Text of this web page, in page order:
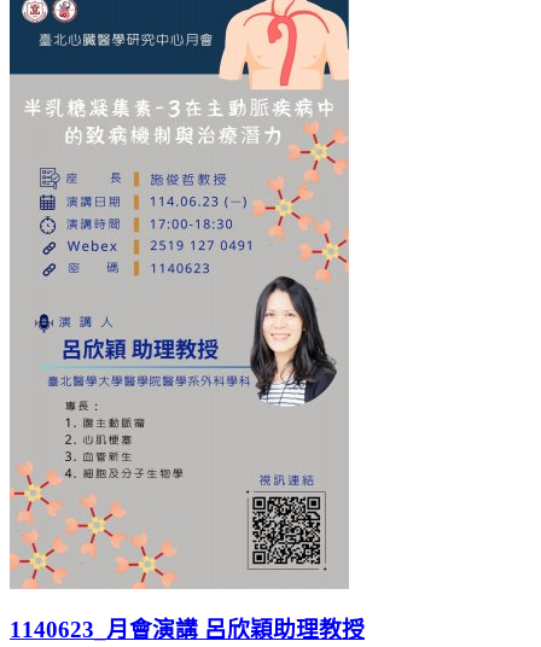
1140623_月會演講 呂欣穎助理教授